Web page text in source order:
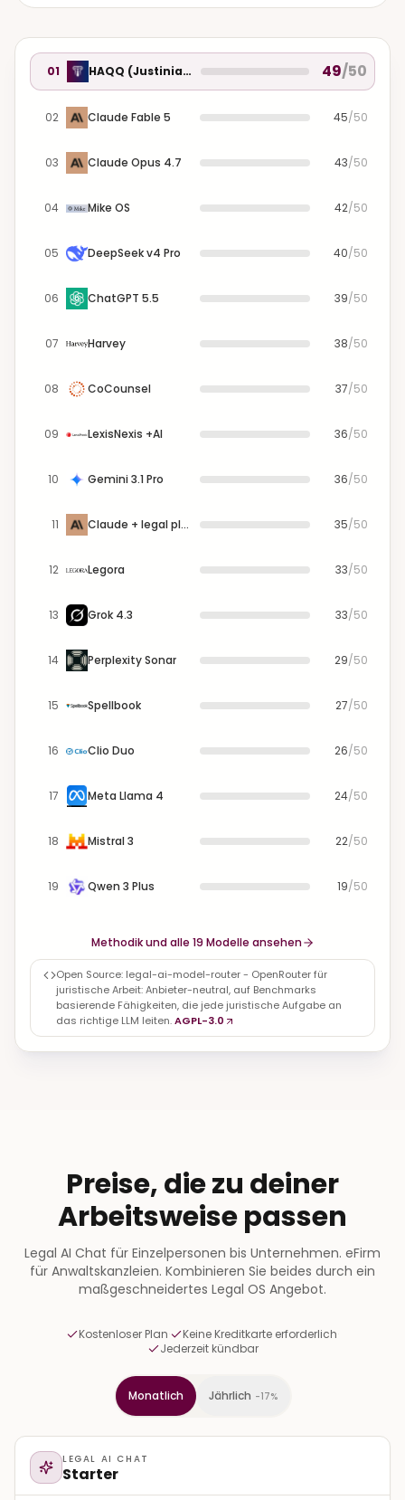
01 HAQQ (Justinian) 49/50
02 Claude Fable 5 45/50
03 Claude Opus 4.7 43/50
04 Mike OS 42/50
05 DeepSeek v4 Pro 40/50
06 ChatGPT 5.5 39/50
07 Harvey 38/50
08 CoCounsel 37/50
09 LexisNexis +AI 36/50
10 Gemini 3.1 Pro 36/50
11 Claude + legal plugins 35/50
12 Legora 33/50
13 Grok 4.3 33/50
14 Perplexity Sonar 29/50
15 Spellbook 27/50
16 Clio Duo 26/50
17 Meta Llama 4 24/50
18 Mistral 3 22/50
19 Qwen 3 Plus 19/50
Methodik und alle 19 Modelle ansehen
Open Source: legal-ai-model-router - OpenRouter für
juristische Arbeit: Anbieter-neutral, auf Benchmarks
basierende Fähigkeiten, die jede juristische Aufgabe an
das richtige LLM leiten.AGPL-3.0
Preise, die zu deiner
Arbeitsweise passen
Legal AI Chat für Einzelpersonen bis Unternehmen. eFirm
für Anwaltskanzleien. Kombinieren Sie beides durch ein
maßgeschneidertes Legal OS Angebot.
Kostenloser Plan Keine Kreditkarte erforderlich
Jederzeit kündbar
Monatlich Jährlich -17%
LEGAL AI CHAT
Starter